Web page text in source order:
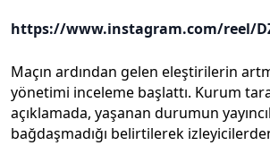
https://www.instagram.com/reel/
Maçın ardından gelen eleştirilerin
yönetimi inceleme başlattı. Kurum
açıklamada, yaşanan durumun
bağdaşmadığı belirtilerek